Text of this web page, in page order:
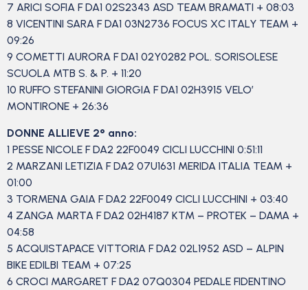
7 ARICI SOFIA F DA1 02S2343 ASD TEAM BRAMATI + 08:03
8 VICENTINI SARA F DA1 03N2736 FOCUS XC ITALY TEAM +
09:26
9 COMETTI AURORA F DA1 02Y0282 POL. SORISOLESE
SCUOLA MTB S. & P. + 11:20
10 RUFFO STEFANINI GIORGIA F DA1 02H3915 VELO’
MONTIRONE + 26:36
DONNE ALLIEVE 2° anno:
1 PESSE NICOLE F DA2 22F0049 CICLI LUCCHINI 0:51:11
2 MARZANI LETIZIA F DA2 07U1631 MERIDA ITALIA TEAM +
01:00
3 TORMENA GAIA F DA2 22F0049 CICLI LUCCHINI + 03:40
4 ZANGA MARTA F DA2 02H4187 KTM – PROTEK – DAMA +
04:58
5 ACQUISTAPACE VITTORIA F DA2 02L1952 ASD – ALPIN
BIKE EDILBI TEAM + 07:25
6 CROCI MARGARET F DA2 07Q0304 PEDALE FIDENTINO